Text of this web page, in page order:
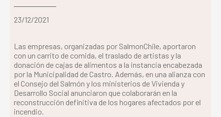
23/12/2021
Las empresas, organizadas por SalmonChile, aportaron
con un carrito de comida, el traslado de artistas y la
donación de cajas de alimentos a la instancia encabezada
por la Municipalidad de Castro. Además, en una alianza con
el Consejo del Salmón y los ministerios de Vivienda y
Desarrollo Social anunciaron que colaborarán en la
reconstrucción definitiva de los hogares afectados por el
incendio.